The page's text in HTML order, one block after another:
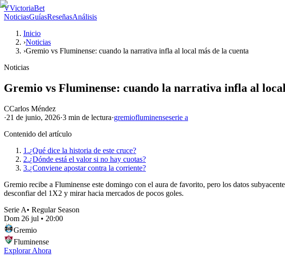
VVictoriaBet
NoticiasGuíasReseñasAnálisis
Inicio
›Noticias
›Gremio vs Fluminense: cuando la narrativa infla al local más de la cuenta
Noticias
Gremio vs Fluminense: cuando la narrativa infla al
CCarlos Méndez
·21 de junio, 2026·3 min de lectura·gremiofluminenseserie a
Contenido del artículo
1.¿Qué dice la historia de este cruce?
2.¿Dónde está el valor si no hay cuotas?
3.¿Conviene apostar contra la corriente?
Gremio recibe a Fluminense este domingo con el aura de favorito, pero los datos
desconfiar del 1X2 y mirar hacia mercados de pocos goles.
Serie A• Regular Season
Dom 26 jul • 20:00
Gremio
Fluminense
Explorar Ahora